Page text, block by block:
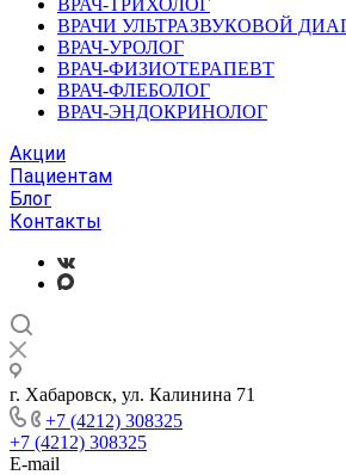
ВРАЧ-ТРИХОЛОГ
ВРАЧИ УЛЬТРАЗВУКОВОЙ
ВРАЧ-УРОЛОГ
ВРАЧ-ФИЗИОТЕРАПЕВТ
ВРАЧ-ФЛЕБОЛОГ
ВРАЧ-ЭНДОКРИНОЛОГ
Акции
Пациентам
Блог
Контакты
г. Хабаровск, ул. Калинина 71
+7 (4212) 308325
+7 (4212) 308325
E-mail